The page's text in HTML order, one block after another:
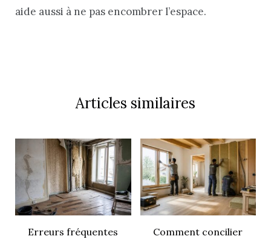
aide aussi à ne pas encombrer l’espace.
Articles similaires
Erreurs fréquentes
Comment concilier